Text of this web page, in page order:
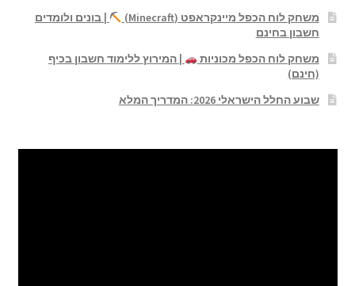
משחק לוח הכפל מיינקראפט (Minecraft)
| בונים ולומדים
חשבון בחינם
משחק לוח הכפל מכוניות
| המירוץ ללימוד חשבון בכיף
(חינם)
שבוע החלל הישראלי 2026: המדריך המלא